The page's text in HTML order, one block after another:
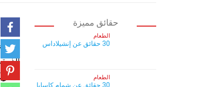
هل
الذرة،
حقائق مميزة
الطعام
30 حقائق عن إنشيلاداس
الطعام
30 حقائق عن شمام كاسابا